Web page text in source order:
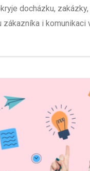
docházku,
zákazníka i